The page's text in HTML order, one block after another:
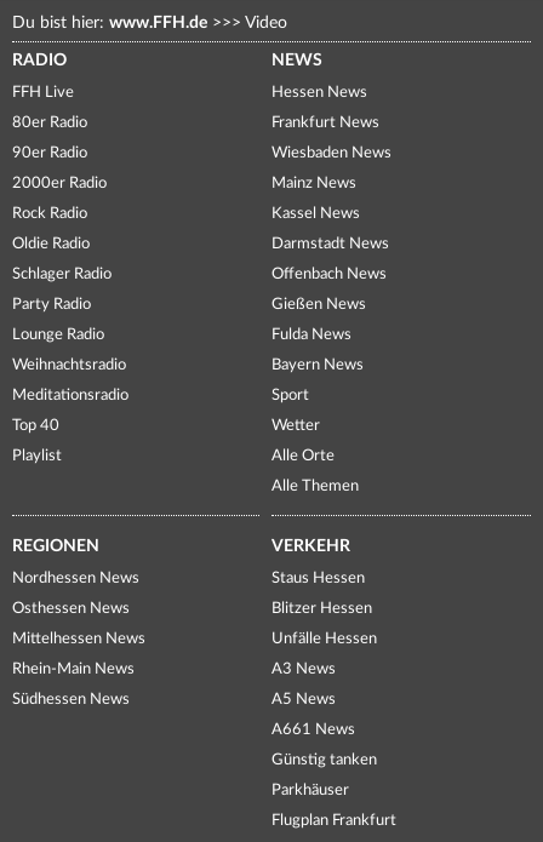
Du bist hier: www.FFH.de >>> Video
RADIO
FFH Live
80er Radio
90er Radio
2000er Radio
Rock Radio
Oldie Radio
Schlager Radio
Party Radio
Lounge Radio
Weihnachtsradio
Meditationsradio
Top 40
Playlist
NEWS
Hessen News
Frankfurt News
Wiesbaden News
Mainz News
Kassel News
Darmstadt News
Offenbach News
Gießen News
Fulda News
Bayern News
Sport
Wetter
Alle Orte
Alle Themen
REGIONEN
Nordhessen News
Osthessen News
Mittelhessen News
Rhein-Main News
Südhessen News
VERKEHR
Staus Hessen
Blitzer Hessen
Unfälle Hessen
A3 News
A5 News
A661 News
Günstig tanken
Parkhäuser
Flugplan Frankfurt